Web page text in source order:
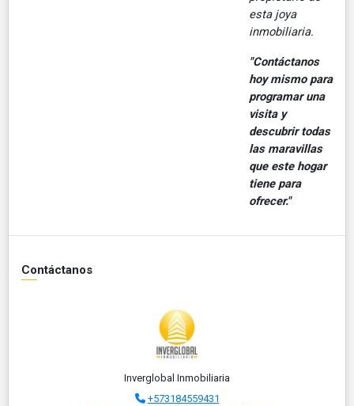
esta joya
inmobiliaria.
"Contáctanos
hoy mismo para
programar una
visita y
descubrir todas
las maravillas
que este hogar
tiene para
ofrecer."
Contáctanos
Inverglobal Inmobiliaria
+573184559431